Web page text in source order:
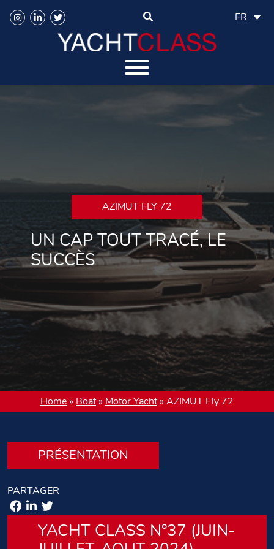
FR
AZIMUT FLY 72
UN CAP TOUT TRACÉ, LE
SUCCÈS
Home » Boat» Motor Yacht» AZIMUT Fly 72
PRÉSENTATION
PARTAGER
YACHT CLASS N°37 (JUIN-